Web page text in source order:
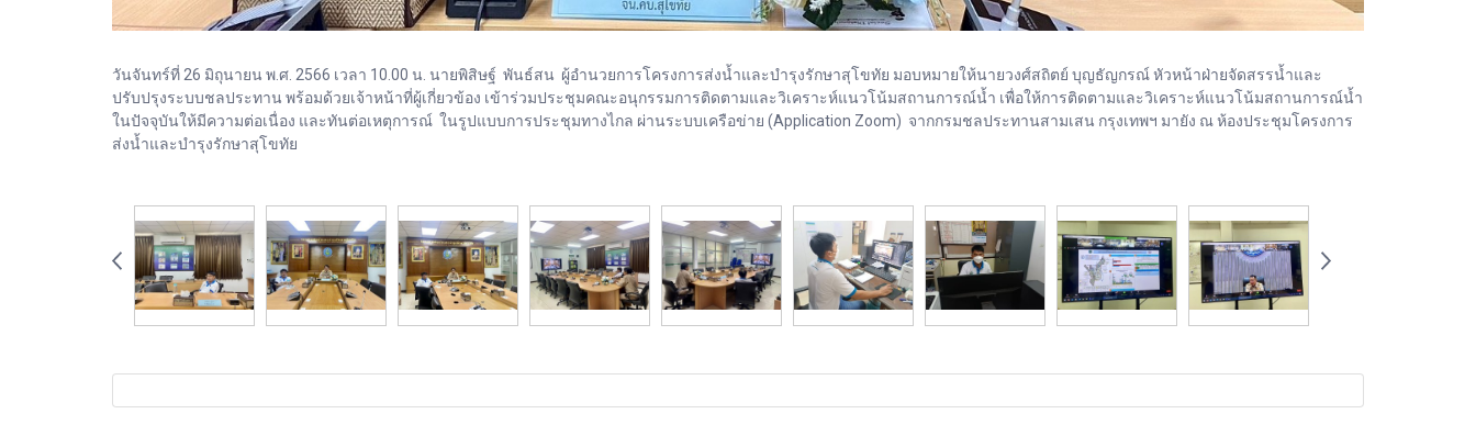
วันจันทร์ที่ 26 มิถุนายน พ.ศ. 2566 เวลา 10.00 น. นายพิสิษฐ์ พันธ์สน ผู้อำนวยการโครงการส่งน้ำและบำรุงรักษาสุโขทัย มอบหมายให้นายวงศ์สถิตย์ บุญธัญกรณ์ หัวหน้าฝ่ายจัดสรรน้ำและ
ปรับปรุงระบบชลประทาน พร้อมด้วยเจ้าหน้าที่ผู้เกี่ยวข้อง เข้าร่วมประชุมคณะอนุกรรมการติดตามและวิเคราะห์แนวโน้มสถานการณ์น้ำ เพื่อให้การติดตามและวิเคราะห์แนวโน้มสถานการณ์น้ำ
ในปัจจุบันให้มีความต่อเนื่อง และทันต่อเหตุการณ์ ในรูปแบบการประชุมทางไกล ผ่านระบบเครือข่าย (Application Zoom) จากกรมชลประทานสามเสน กรุงเทพฯ มายัง ณ ห้องประชุมโครงการ
ส่งน้ำและบำรุงรักษาสุโขทัย